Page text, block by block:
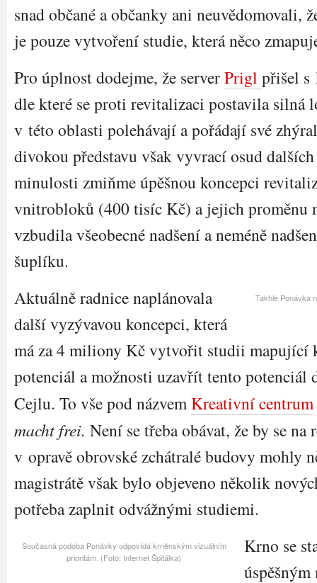
snad občané a občanky ani neuvědomovali,
je pouze vytvoření studie, která něco
Pro úplnost dodejme, že serverPrigl přišel s
dle které se proti revitalizaci postavila silná
v této oblasti polehávají a pořádají své
divokou představu však vyvrací osud
minulosti zmiňme úpěšnou koncepci
vnitrobloků (400 tisíc Kč) a jejich proměnu
vzbudila všeobecné nadšení a neméně
šuplíku.
Takhle Ponávka
Aktuálně radnice naplánovala
další vyzývavou koncepci, která
má za 4 miliony Kč vytvořit studii mapující
potenciál a možnosti uzavřít tento potenciál
Cejlu. To vše pod názvemKreativní centrum
macht frei. Není se třeba obávat, že by se
v opravě obrovské zchátralé budovy mohly
magistrátě však bylo objeveno několik
potřeba zaplnit odvážnými studiemi.
Současná podoba Ponávky odpovídá krněnským vizuálním
prioritám. (Foto: Internet Špitálka)
Krno se